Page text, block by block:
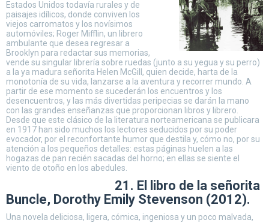
Estados Unidos todavía rurales y de
paisajes idílicos, donde conviven los
viejos carromatos y los novísimos
automóviles; Roger Mifflin, un librero
ambulante que desea regresar a
Brooklyn para redactar sus memorias,
vende su singular librería sobre ruedas (junto a su yegua y su perro)
a la ya madura señorita Helen McGill, quien decide, harta de la
monotonía de su vida, lanzarse a la aventura y recorrer mundo. A
partir de ese momento se sucederán los encuentros y los
desencuentros, y las más divertidas peripecias se darán la mano
con las grandes enseñanzas que proporcionan libros y librero.
Desde que este clásico de la literatura norteamericana se publicara
en 1917 han sido muchos los lectores seducidos por su poder
evocador, por el reconfortante humor que destila y, cómo no, por su
atención a los pequeños detalles: estas páginas huelen a las
hogazas de pan recién sacadas del horno; en ellas se siente el
viento de otoño en los abedules.
21. El libro de la señorita
Buncle, Dorothy Emily Stevenson (2012).
Una novela deliciosa, ligera, cómica, ingeniosa y un poco malvada,